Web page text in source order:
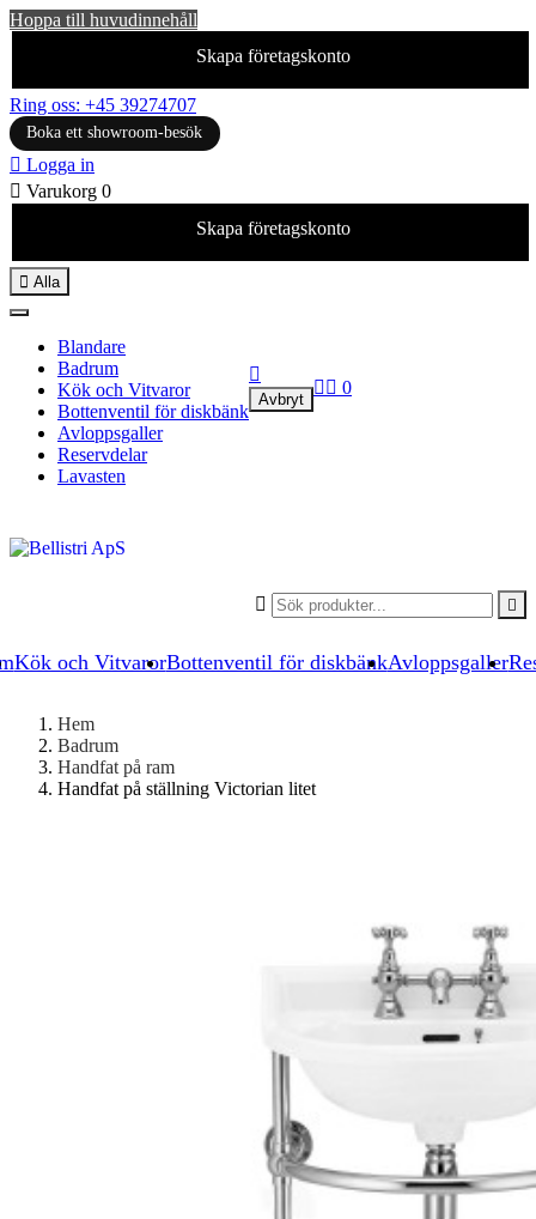
Hoppa till huvudinnehåll
Skapa företagskonto
Ring oss: +45 39274707
Boka ett showroom-besök
 Logga in
 Varukorg 0
Skapa företagskonto
Kök och VitvarorBottenventil för diskbänkAvloppsgaller
 Alla
Blandare
Badrum
Kök och Vitvaror
Bottenventil för diskbänk
Avloppsgaller
Reservdelar
Lavasten
 

Avbryt
  0
Hem
Badrum
Handfat på ram
Handfat på ställning Victorian litet